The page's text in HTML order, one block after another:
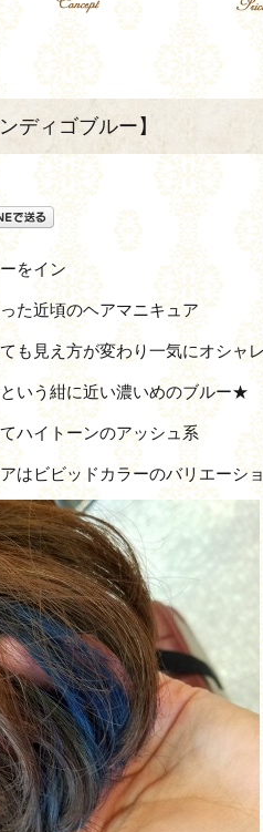
ディゴブルー】
をイン
た近頃のヘアマニキュア
も見え方が変わり一気にオシャ
いう紺に近い濃いめのブルー★
ハイトーンのアッシュ系
はビビッドカラーのバリエーシ